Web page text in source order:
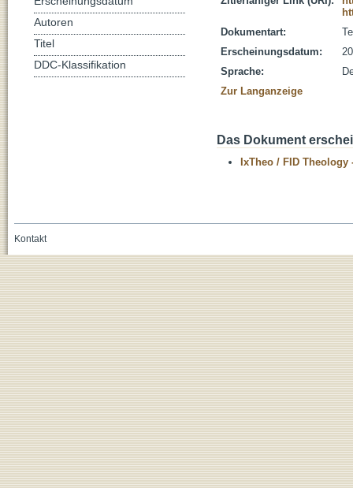
Dokumentart:
Erscheinungsdatum:
Sprache:
Zur Langanzeige
Das Dokument
IxTheo / FID Theology
Autoren
Titel
DDC-Klassifikation
Kontakt